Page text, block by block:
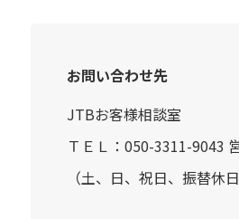
お問い合わせ先
JTBお客様相談室
ＴＥＬ：050-3311-9043
（土、日、祝日、振替休